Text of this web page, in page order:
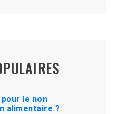
le non
alimentaire ?